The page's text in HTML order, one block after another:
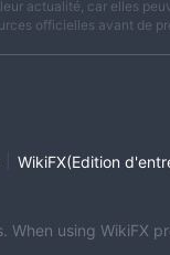
actualité, car elles
officielles avant de
WikiFX(Edition
using WikiFX